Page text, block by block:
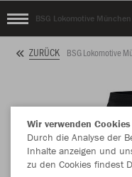
BSG Lokomotive München
ZURÜCK BSG Lokomotive
Wir verwenden Cookies
Durch die Analyse der
Inhalte anzeigen und
zu den Cookies findest